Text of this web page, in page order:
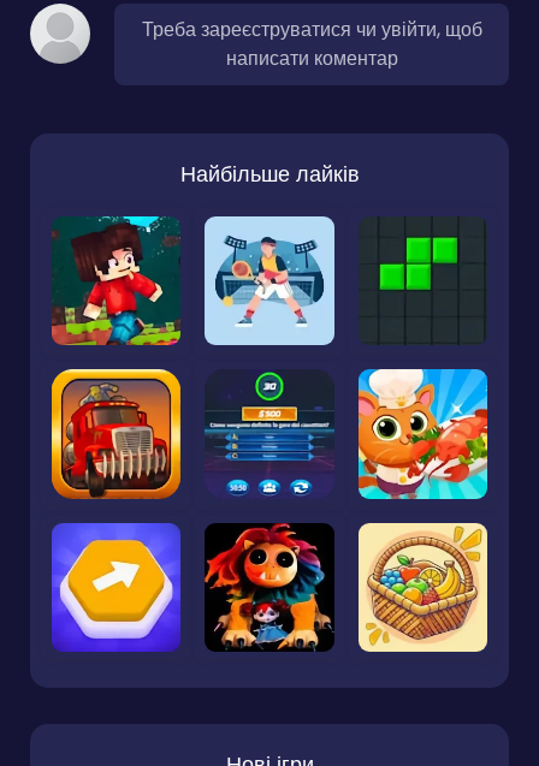
Треба зареєструватися чи увійти, щоб
написати коментар
Найбільше лайків